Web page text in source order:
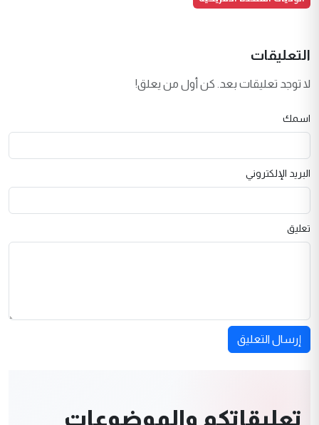
التعليقات
لا توجد تعليقات بعد. كن أول من يعلق!
اسمك
البريد الإلكتروني
تعليق
إرسال التعليق
تعليقاتكم والموضوعات